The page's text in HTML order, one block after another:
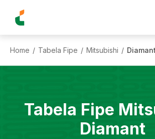
Home / Tabela Fipe / Mitsubishi / Diamant
Tabela Fipe
Diamant